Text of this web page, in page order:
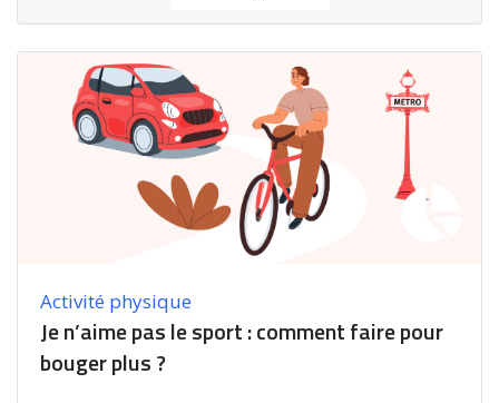
Activité physique
Je n’aime pas le sport : comment faire pour
bouger plus ?